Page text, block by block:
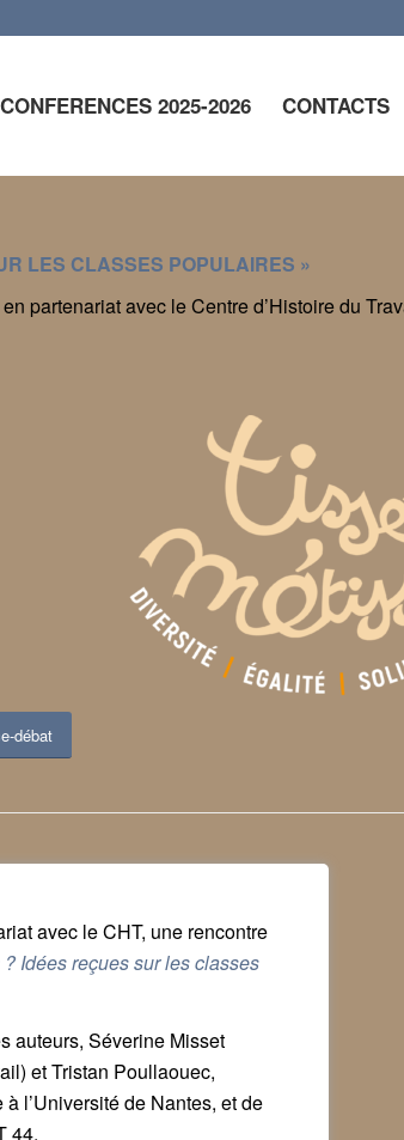
CONFERENCES 2025-2026 CONTACTS
LES CLASSES POPULAIRES »
en partenariat avec le Centre d’Histoire du
débat
avec le CHT, une rencontre
? Idées reçues sur les classes
auteurs, Séverine Misset
et Tristan Poullaouec,
l’Université de Nantes, et de
44.